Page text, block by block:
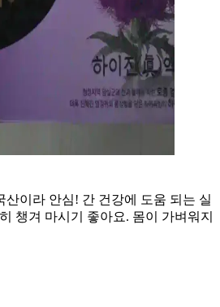
산이라 안심! 간 건강에 도움 되는 실
챙겨 마시기 좋아요. 몸이 가벼워지